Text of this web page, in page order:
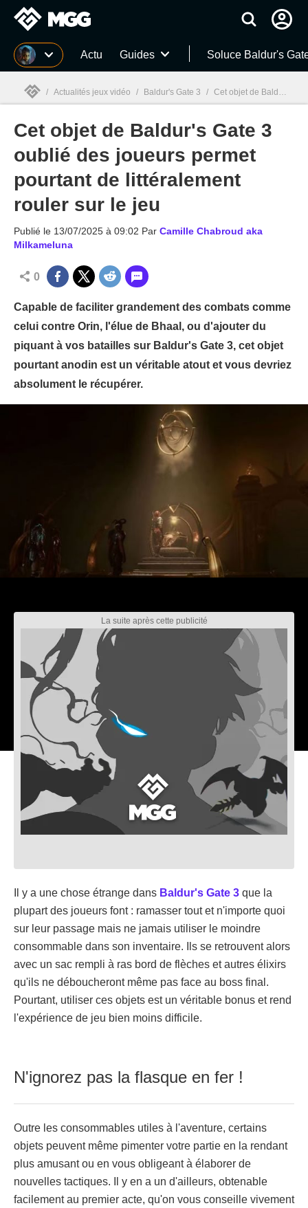
MGG Actu Guides Soluce Baldur's
MGG
/ Actualités jeux vidéo / Baldur's Gate 3 / Cet objet de Baldur's Gate 3 oublié des joueurs permet pourtant de littéralement rouler sur le jeu
Cet objet de Baldur's Gate 3
oublié des joueurs permet
pourtant de littéralement
rouler sur le jeu
Publié le 13/07/2025 à 09:02 Par Camille Chabroud aka
Milkameluna
0
Capable de faciliter grandement des combats comme
celui contre Orin, l'élue de Bhaal, ou d'ajouter du
piquant à vos batailles sur Baldur's Gate 3, cet objet
pourtant anodin est un véritable atout et vous devriez
absolument le récupérer.
Il y a une chose étrange dans Baldur's Gate 3 que la
plupart des joueurs font : ramasser tout et n'importe quoi
sur leur passage mais ne jamais utiliser le moindre
consommable dans son inventaire. Ils se retrouvent alors
avec un sac rempli à ras bord de flèches et autres élixirs
qu'ils ne déboucheront même pas face au boss final.
Pourtant, utiliser ces objets est un véritable bonus et rend
l'expérience de jeu bien moins difficile.
N'ignorez pas la flasque en fer !
Outre les consommables utiles à l'aventure, certains
objets peuvent même pimenter votre partie en la rendant
plus amusant ou en vous obligeant à élaborer de
nouvelles tactiques. Il y en a un d'ailleurs, obtenable
facilement au premier acte, qu'on vous conseille vivement